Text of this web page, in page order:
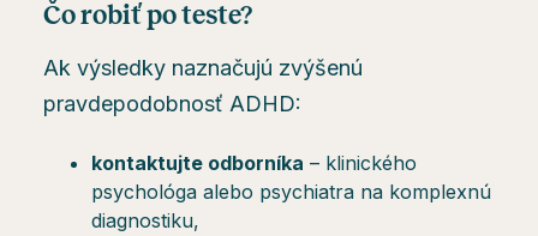
Čo robiť po teste?
Ak výsledky naznačujú zvýšenú
pravdepodobnosť ADHD:
kontaktujte odborníka – klinického
psychológa alebo psychiatra na komplexnú
diagnostiku,